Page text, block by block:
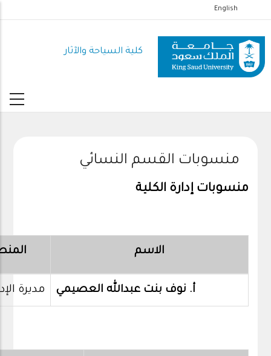
إلى
المحتوى
الرئيسي
English
كلية السياحة والآثار
منسوبات القسم النسائي
منسوبات إدارة الكلية
الاسم
أ. نوف بنت عبدالله العصيمي مديرة